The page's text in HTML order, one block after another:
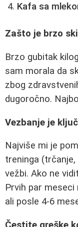
Kafa sa
Zašto je brzo
Brzo gubitak
sam morala da
zbog
dugoročno.
Vezbanje je
Najviše mi je
treninga
vežbi. Ako ne
Prvih par
ali posle 4-6